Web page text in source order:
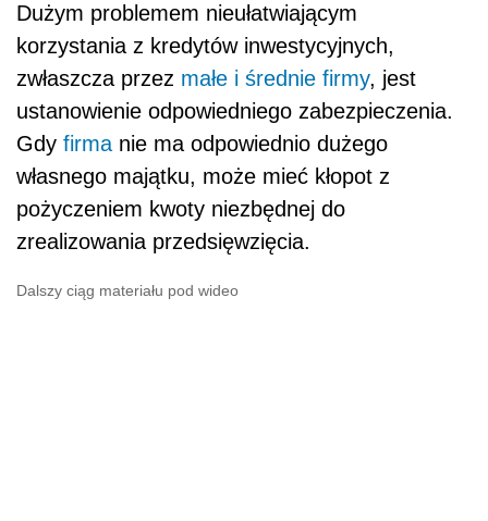
Dużym problemem nieułatwiającym
korzystania z kredytów inwestycyjnych,
zwłaszcza przez małe i średnie firmy, jest
ustanowienie odpowiedniego zabezpieczenia.
Gdy firma nie ma odpowiednio dużego
własnego majątku, może mieć kłopot z
pożyczeniem kwoty niezbędnej do
zrealizowania przedsięwzięcia.
Dalszy ciąg materiału pod wideo